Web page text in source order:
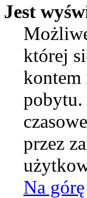
Jest
której
kontem
pobytu.
przez
Na górę